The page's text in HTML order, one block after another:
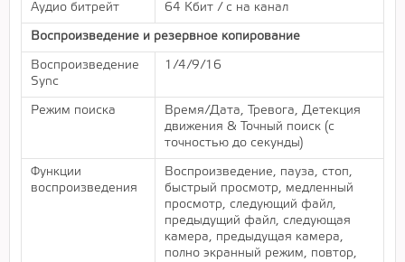
Аудио битрейт 64 Кбит / с на канал
Воспроизведение и резервное копирование
Воспроизведение
Sync
1/4/9/16
Режим поиска
Время/Дата, Тревога, Детекция
движения & Точный поиск (с
точностью до секунды)
Функции
воспроизведения
Воспроизведение, пауза, стоп,
быстрый просмотр, медленный
просмотр, следующий файл,
предыдущий файл, следующая
камера, предыдущая камера,
полно экранный режим, повтор,